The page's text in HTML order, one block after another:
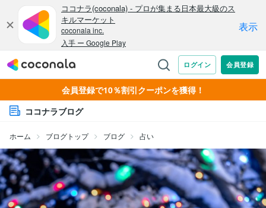
会員登録で10％割引クーポンを獲得！
ココナラブログ
ホーム ブログトップ ブログ 占い